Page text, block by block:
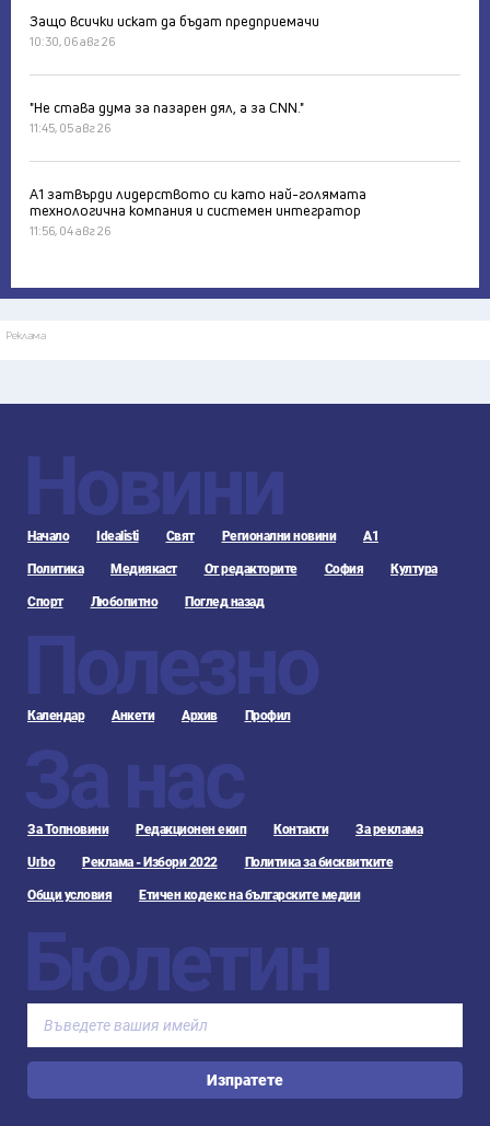
Защо всички искат да бъдат предприемачи
10:30, 06 авг 26
"Не става дума за пазарен дял, а за CNN."
11:45, 05 авг 26
А1 затвърди лидерството си като най-голямата
технологична компания и системен интегратор
11:56, 04 авг 26
Реклама
Новини
Начало Idealisti Свят Регионални новини А1
Политика Медиякаст От редакторите София Култура
Спорт Любопитно Поглед назад
Полезно
Календар Анкети Архив Профил
За нас
За Топновини Редакционен екип Контакти За реклама
Urbo Реклама - Избори 2022 Политика за бисквитките
Общи условия Етичен кодекс на българските медии
Бюлетин
Изпратете